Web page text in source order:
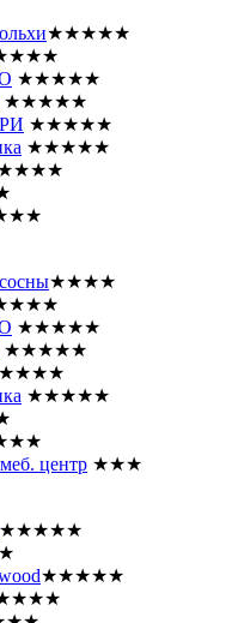
★★★★★
★★★★★
★★★★★
★★★★★
★★★★★
★★★★
★★★★★
★★★★★
★★★★★
центр ★★★
★★★★★
★★★★★